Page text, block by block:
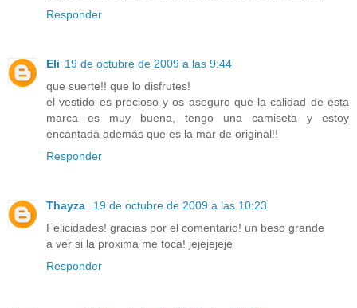
Responder
Eli 19 de octubre de 2009 a las 9:44
que suerte!! que lo disfrutes!
el vestido es precioso y os aseguro que la calidad de esta
marca es muy buena, tengo una camiseta y estoy
encantada además que es la mar de original!!
Responder
Thayza
19 de octubre de 2009 a las 10:23
Felicidades! gracias por el comentario! un beso grande
a ver si la proxima me toca! jejejejeje
Responder